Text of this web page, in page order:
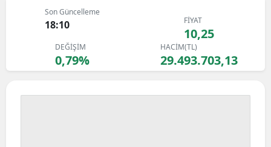
Antalya
Artvin
Aydın
Balıkesir
Son Güncelleme
18:10 FİYAT
10,25
DEĞİŞİM
0,79%
HACİM(TL)
29.493.703,13